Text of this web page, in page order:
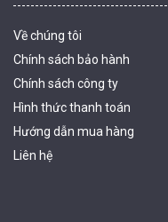
2.060.000 đ
Về chúng tôi
Chính sách bảo hành
Chính sách công ty
Hình thức thanh toán
Hướng dẫn mua hàng
Liên hệ